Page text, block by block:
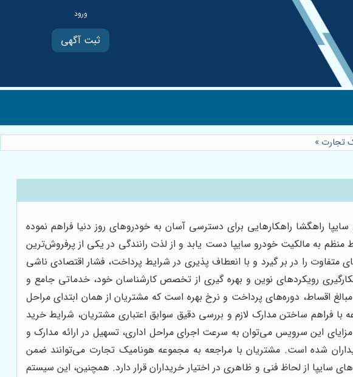
ثبت آگهی
تجارت »
راهگشا راهکارهایی برای دسترسی آسان به خودروهای روز دنیا فراهم نموده
به مالکیت خودرو سایپا دست یابد و از لذت رانندگی در یکی از پرفروش‌ترین
متفاوت را در بر گیرد و با انعطاف پذیری در شرایط پرداخت، فشار اقتصادی ناشی
رویکردهای نوین و بهره گیری از تخصص کارشناسان خود، خدماتی جامع و
اقساط، دوره‌های پرداخت و نرخ بهره است که مشتریان از همان ابتدای مراحل
فراهم ساختن مدارک لازم و بررسی دقیق سوابق اعتباری مشتریان، شرایط خرید
این سرویس می‌توان به سرعت اجرای مراحل اداری، تسهیل در ارائه مدارک و
شده است. مشتریان با مراجعه به مجموعه هونامیک تجارت می‌توانند ضمن
سایپا از لحاظ فنی و ظاهری در اختیار خریداران قرار دارد. همچنین، این سیستم